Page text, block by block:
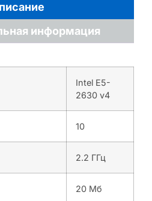
информация
Intel E5-
2630 v4
10
2.2 ГГц
20 Мб